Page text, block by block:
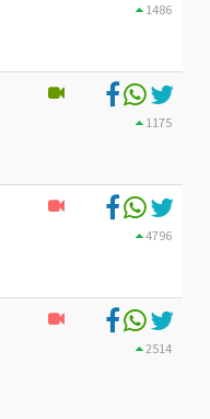
1486
1175
4796
2514